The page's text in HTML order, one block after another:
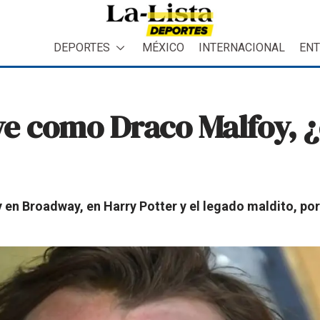
DEPORTES MÉXICO INTERNACIONAL
como Draco Malfoy,
Broadway, en Harry Potter y el legado maldito,